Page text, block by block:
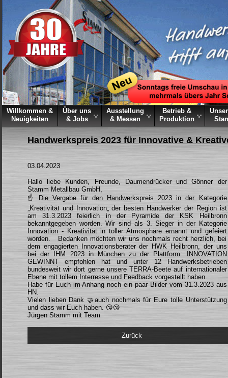
Willkommen &
Neuigkeiten
Über uns
& Jobs
Ausstellung
& Messen
Betrieb &
Produktion
Handwerkspreis 2023 für Innovative &
03.04.2023
Hallo liebe Kunden, Freunde, Daumendrücker und Gönner der
Stamm Metallbau GmbH,
☝️ Die Vergabe für den Handwerkspreis 2023 in der Kategorie
„Kreativität und Innovation„ der besten Handwerker der Region ist
am 31.3.2023 feierlich in der Pyramide der KSK Heilbronn
bekanntgegeben worden. Wir sind als 3. Sieger in der Kategorie
Innovation - Kreativität in toller Atmosphäre ernannt und gefeiert
worden. Bedanken möchten wir uns nochmals recht herzlich, bei
dem engagierten Innovationsberater der HWK Heilbronn, der uns
bei der IHM 2023 in München zu der Plattform: INNOVATION
GEWINNT empfohlen hat und unter 12 Handwerksbetrieben
bundesweit wir dort gerne unsere TERRA-Beete auf internationaler
Ebene mit tollem Interresse und Feedback vorgestellt haben.
Habe für Euch im Anhang noch ein paar Bilder vom 31.3.2023 aus
HN.
Vielen lieben Dank 🤝auch nochmals für Eure tolle Unterstützung
und dass wir Euch haben. 😘😘
Jürgen Stamm mit Team
Zurück